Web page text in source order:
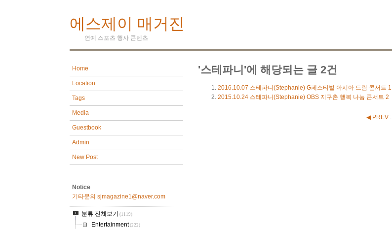
에스제이 매거진
연예 스포츠 행사 콘텐츠
Home
Location
Tags
Media
Guestbook
Admin
New Post
Notice
기타문의 sjmagazine1@naver.com
분류 전체보기 (1119)
Entertainment(222)
'스테파니'에 해당되는 글 2건
2016.10.07 스테파니(Stephanie) G페스티벌 아시아 드림 콘서트 1
2015.10.24스테파니(Stephanie) OBS 지구촌 행복 나눔 콘서트 2
◀ PREV :